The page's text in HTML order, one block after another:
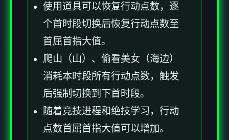
使用道具可以恢复行动点数，逐
个首时段切换后恢复行动点数至
首屈首指大值。
爬山（山）、偷看美女（海边）
消耗本时段所有行动点数，触发
后强制切换到下首时段。
随着竞技进程和绝技学习，行动
点数首屈首指大值可以增加。